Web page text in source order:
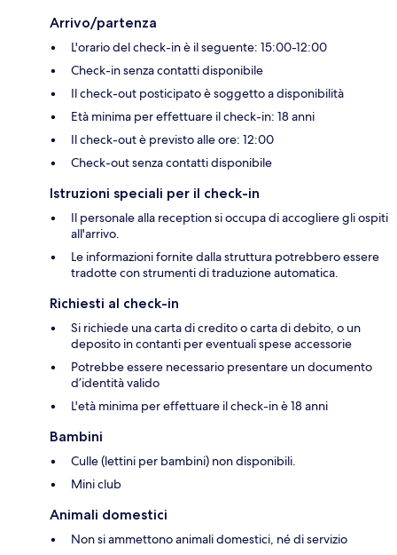
Arrivo/partenza
L'orario del check-in è il seguente: 15:00-12:00
Check-in senza contatti disponibile
Il check-out posticipato è soggetto a disponibilità
Età minima per effettuare il check-in: 18 anni
Il check-out è previsto alle ore: 12:00
Check-out senza contatti disponibile
Istruzioni speciali per il check-in
Il personale alla reception si occupa di accogliere gli ospiti
all'arrivo.
Le informazioni fornite dalla struttura potrebbero essere
tradotte con strumenti di traduzione automatica.
Richiesti al check-in
Si richiede una carta di credito o carta di debito, o un
deposito in contanti per eventuali spese accessorie
Potrebbe essere necessario presentare un documento
d’identità valido
L'età minima per effettuare il check-in è 18 anni
Bambini
Culle (lettini per bambini) non disponibili.
Mini club
Animali domestici
Non si ammettono animali domestici, né di servizio